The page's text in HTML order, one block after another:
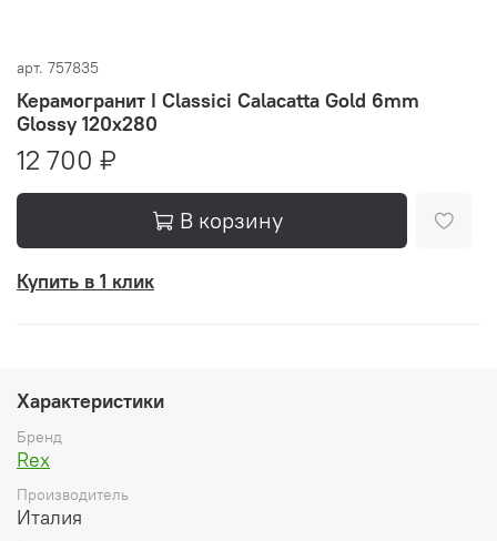
арт. 757835
Керамогранит I Classici Calacatta Gold 6mm
Glossy 120x280
12 700 ₽
В корзину
Купить в 1 клик
Характеристики
Бренд
Rex
Производитель
Италия